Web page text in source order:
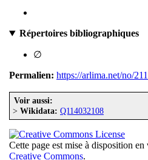
Répertoires bibliographiques
∅
Permalien: https://arlima.net/no/
Voir aussi:
> Wikidata: Q114032108
Cette page est mise à disposition en
Creative Commons.